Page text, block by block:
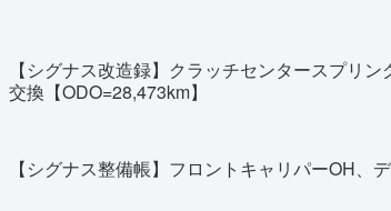
【シグナス改造録】クラッチセンタースプリ
交換【ODO=28,473km】
【シグナス整備帳】フロントキャリパーOH、